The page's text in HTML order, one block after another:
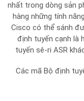
nhất trong dòng sản
hàng những tính
Cisco có thể sánh
định tuyến cạnh là
tuyến sê-ri ASR
Các mã Bộ định